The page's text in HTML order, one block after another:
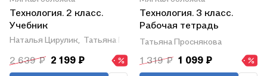
Технология. 2 класс.
Учебник
Наталья Цирулик, Татьяна Проснякова
2 639 ₽ 2 199 ₽
Технология. 3 класс.
Рабочая тетрадь
"Бумажное волшебство"
Татьяна Проснякова
1 319 ₽ 1 099 ₽